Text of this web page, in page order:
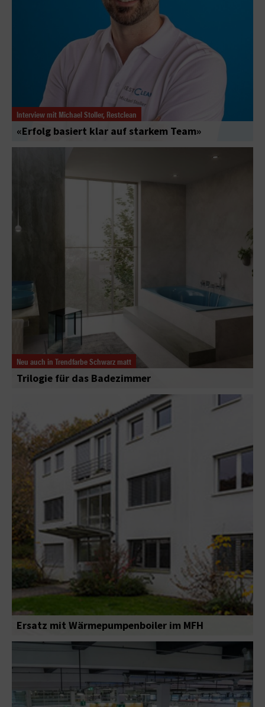
Interview mit Michael Stoller, Restclean
«Erfolg basiert klar auf starkem Team»
Neu auch in Trendfarbe Schwarz matt
Trilogie für das Badezimmer
Ersatz mit Wärmepumpenboiler im MFH